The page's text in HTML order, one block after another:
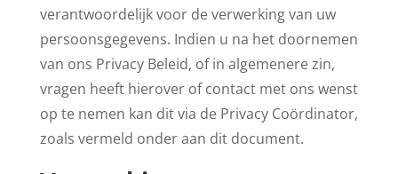
verantwoordelijk voor de verwerking van uw
persoonsgegevens. Indien u na het doornemen
van ons Privacy Beleid, of in algemenere zin,
vragen heeft hierover of contact met ons wenst
op te nemen kan dit via de Privacy Coördinator,
zoals vermeld onder aan dit document.